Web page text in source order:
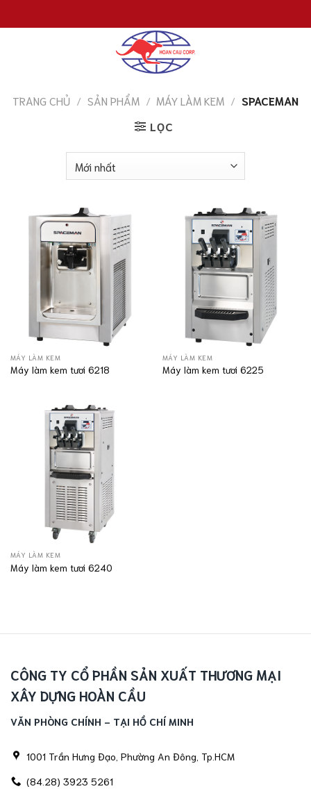
đến
TRANG CHỦ / SẢN PHẨM / MÁY LÀM KEM / SPACEMAN
LỌC
MÁY LÀM KEM
Máy làm kem tươi 6218
MÁY LÀM KEM
Máy làm kem tươi 6225
MÁY LÀM KEM
Máy làm kem tươi 6240
CÔNG TY CỔ PHẦN SẢN XUẤT THƯƠNG MẠI
XÂY DỰNG HOÀN CẦU
VĂN PHÒNG CHÍNH - TẠI HỒ CHÍ MINH
1001 Trần Hưng Đạo, Phường An Đông, Tp.HCM
(84.28) 3923 5261